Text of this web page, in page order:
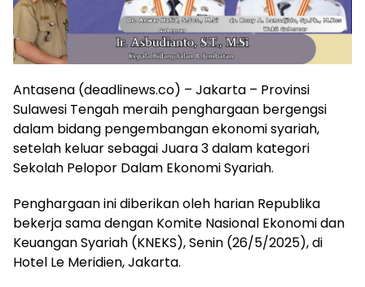
Antasena (deadlinews.co) – Jakarta – Provinsi
Sulawesi Tengah meraih penghargaan bergengsi
dalam bidang pengembangan ekonomi syariah,
setelah keluar sebagai Juara 3 dalam kategori
Sekolah Pelopor Dalam Ekonomi Syariah.
Penghargaan ini diberikan oleh harian Republika
bekerja sama dengan Komite Nasional Ekonomi dan
Keuangan Syariah (KNEKS), Senin (26/5/2025), di
Hotel Le Meridien, Jakarta.